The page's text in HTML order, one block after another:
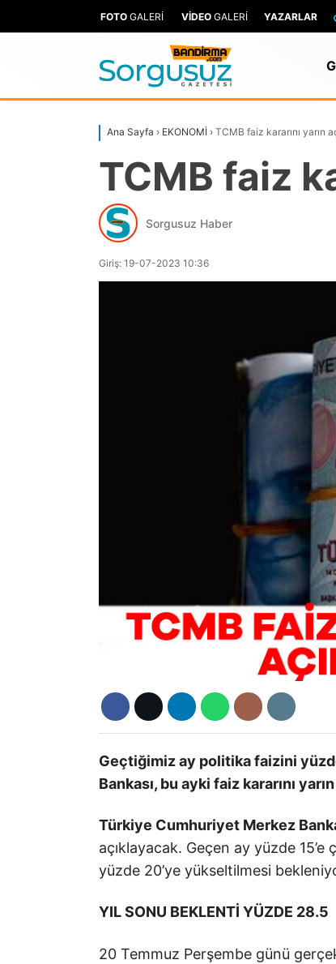
FOTO GALERİ VİDEO GALERİ YAZARLAR
Ana Sayfa › EKONOMİ › TCMB faiz kararını yarın
TCMB faiz
Sorgusuz Haber
Giriş: 19-07-2023 10:36
Geçtiğimiz ay politika faizini
Bankası, bu ayki faiz kararını
Türkiye Cumhuriyet Merkez
açıklayacak. Geçen ay yüzde 15’e
yüzde 20’ye yükseltilmesi
YIL SONU BEKLENTİ YÜZDE 28.5
20 Temmuz Perşembe günü